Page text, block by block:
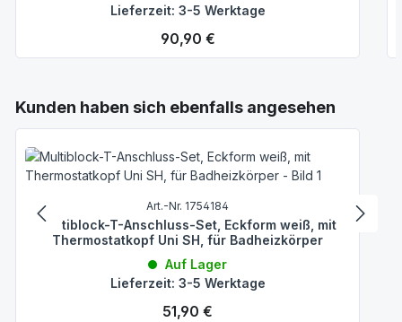
Lieferzeit: 3-5 Werktage
Regulärer Preis:
90,90 €
Produktgalerie überspringen
Kunden haben sich ebenfalls angesehen
Art.-Nr. 1754184
Multiblock-T-Anschluss-Set, Eckform weiß, mit
Thermostatkopf Uni SH, für Badheizkörper
Auf Lager
Lieferzeit: 3-5 Werktage
Regulärer Preis:
51,90 €